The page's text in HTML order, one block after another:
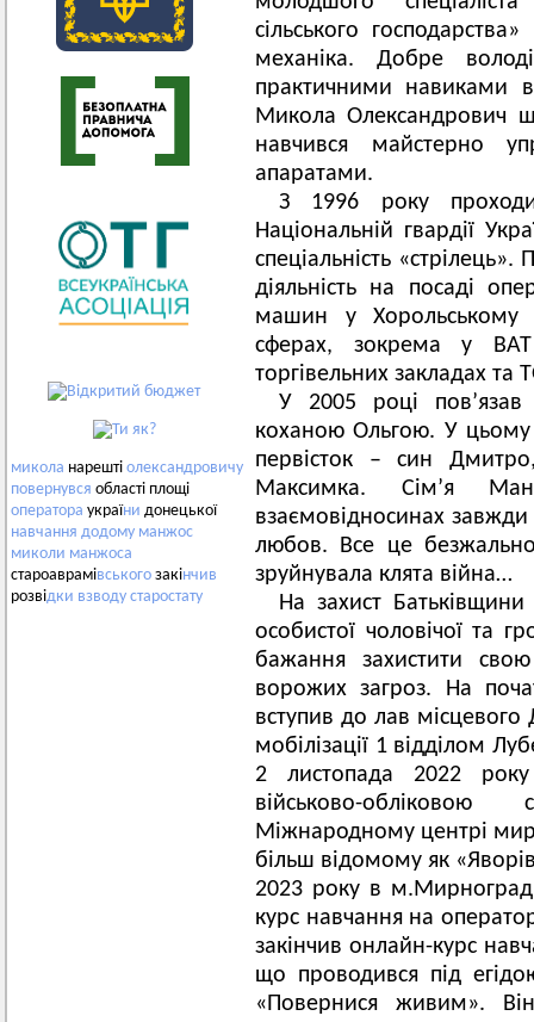
микола нарешті олександровичу
повернувся області площі
оператора україни донецької
навчання додому манжос
миколи манжоса
староаврамівського закінчив
розвідки взводу старостату
сільського
механіка. Добре
практичними навиками
Микола Олександрович
навчився майстерно
апаратами.
З 1996 року
Національній гвардії
спеціальність «стрілець».
діяльність на посаді
машин у Хорольському
сферах, зокрема у ВАТ
торгівельних закладах
У 2005 році
коханою Ольгою. У
первісток – син
Максимка. Сім’я
взаємовідносинах завжди
любов. Все це
зруйнувала клята війна…
На захист
особистої чоловічої та
бажання захистити
ворожих загроз. На
вступив до лав
мобілізації 1 відділом
2 листопада 2022
військово-
Міжнародному центрі
більш відомому як
2023 року в м.Мирноград
курс навчання на
закінчив онлайн-курс
що проводився під
«Повернися живим».